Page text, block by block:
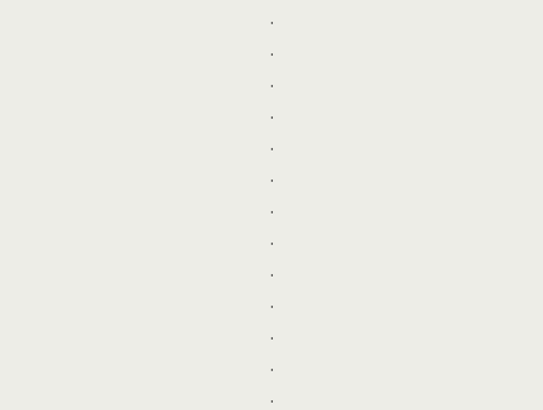
.
.
.
.
.
.
.
.
.
.
.
.
.